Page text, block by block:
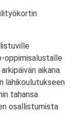
oppimisalustalle
aikana.
lähikoulutukseen
tahansa
osallistumista